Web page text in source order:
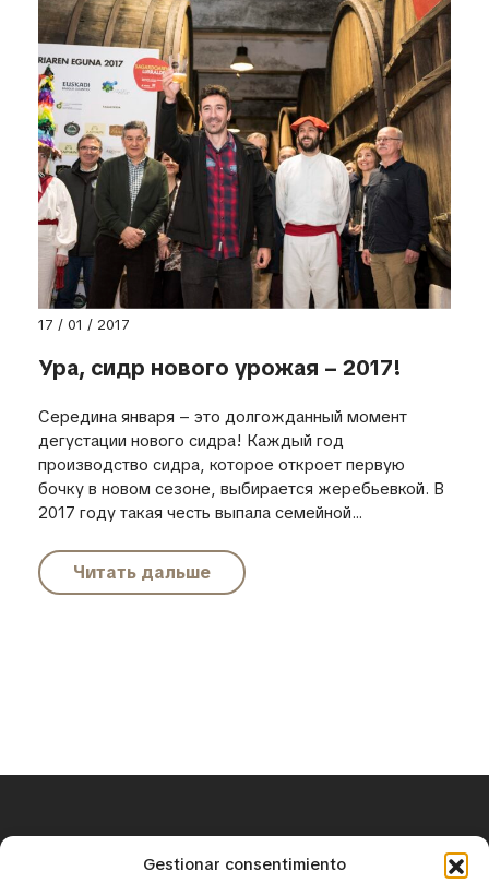
Gestionar consentimiento
17 / 01 / 2017
Ура, сидр нового урожая – 2017!
Середина января – это долгожданный момент
дегустации нового сидра! Каждый год
производство сидра, которое откроет первую
бочку в новом сезоне, выбирается жеребьевкой. В
2017 году такая честь выпала семейной...
Читать дальше
+34 671 25 18 43